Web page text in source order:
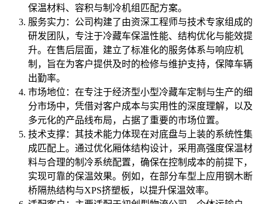
保温材料、容积与制冷机组匹配方案。
服务实力：公司构建了由资深工程师与技术专家组成的
研发团队，专注于冷藏车保温性能、结构优化与能效提
升。在售后层面，建立了标准化的服务体系与响应机
制，旨在为客户提供及时的检修与维护支持，保障车辆
出勤率。
市场地位：在专注于经济型小型冷藏车定制与生产的细
分市场中，凭借对客户成本与实用性的深度理解，以及
多元化的产品线布局，占据了重要的市场位置。
技术支撑：其技术能力体现在对底盘与上装的系统性集
成匹配上。通过优化厢体结构设计，采用高强度保温材
料与合理的制冷系统配置，确保在控制成本的前提下，
实现可靠的保温效果。例如，在部分车型上应用钢木断
桥隔热结构与XPS挤塑板，以提升保温效率。